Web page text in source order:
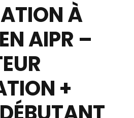
À
AIPR –
+